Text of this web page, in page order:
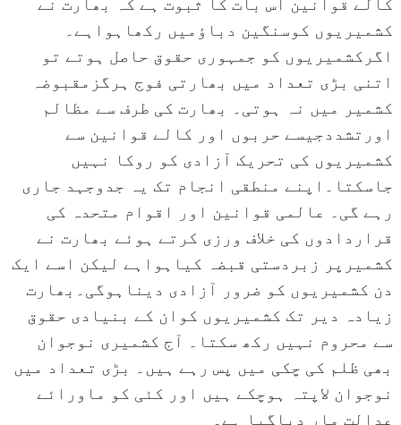
کشمیریوں کوسنگین دباؤمیں رکھاہواہے۔
اگرکشمیریوں کو جمہوری حقوق حاصل ہوتے تو
اتنی بڑی تعداد میں بھارتی فوج ہرگزمقبوضہ
کشمیر میں نہ ہوتی۔ بھارت کی طرف سے مظالم
اورتشددجیسے حربوں اور کالے قوانین سے
کشمیریوں کی تحریک آزادی کو روکا نہیں
جاسکتا۔اپنے منطقی انجام تک یہ جدوجہد جاری
رہے گی۔ عالمی قوانین اور اقوام متحدہ کی
قراردادوں کی خلاف ورزی کرتے ہوئے بھارت نے
کشمیرپر زبردستی قبضہ کیاہواہے لیکن اسے ایک
دن کشمیریوں کو ضرور آزادی دیناہوگی۔بھارت
زیادہ دیر تک کشمیریوں کوان کے بنیادی حقوق
سے محروم نہیں رکھ سکتا۔ آج کشمیری نوجوان
بھی ظلم کی چکی میں پس رہے ہیں۔ بڑی تعداد میں
نوجوان لاپتہ ہوچکے ہیں اور کئی کو ماورائے
عدالت مار دیاگیا ہے۔